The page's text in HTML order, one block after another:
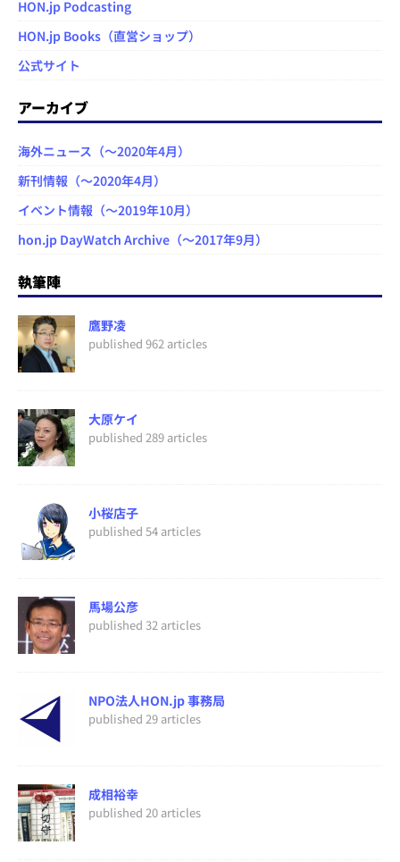
HON.jp Podcasting
HON.jp Books（直営ショップ）
公式サイト
アーカイブ
海外ニュース（～2020年4月）
新刊情報（～2020年4月）
イベント情報（～2019年10月）
hon.jp DayWatch Archive（～2017年9月）
執筆陣
鷹野凌
published 962 articles
大原ケイ
published 289 articles
小桜店子
published 54 articles
馬場公彦
published 32 articles
NPO法人HON.jp 事務局
published 29 articles
成相裕幸
published 20 articles